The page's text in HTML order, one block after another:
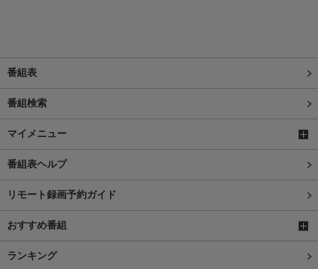
番組表
番組検索
マイメニュー
番組表ヘルプ
リモート録画予約ガイド
おすすめ番組
ランキング